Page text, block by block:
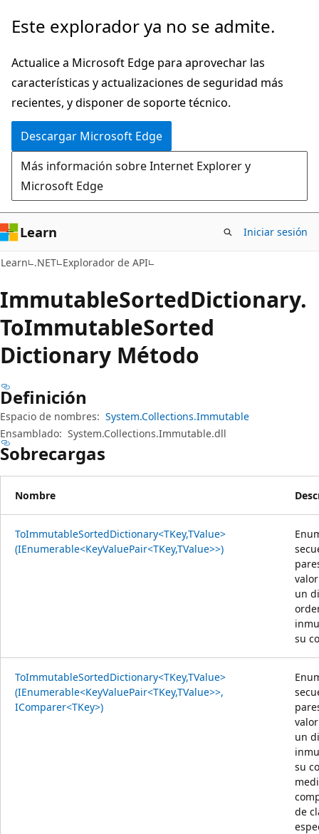
Ir
contenido
principal
Ir
la
navegación
en
la
página
Este explorador ya no se admite.
Actualice a Microsoft Edge para aprovechar las
características y actualizaciones de seguridad más
recientes, y disponer de soporte técnico.
Descargar Microsoft Edge
Más información sobre Internet Explorer y
Microsoft Edge
Learn Iniciar sesión
Learn .NET Explorador de API
ImmutableSortedDictionary.
ToImmutableSorted
Dictionary Método
Definición
Espacio de nombres: System.Collections.Immutable
Ensamblado: System.Collections.Immutable.dll
Sobrecargas
Nombre
ToImmutableSortedDictionary<TKey,TValue>
(IEnumerable<KeyValuePair<TKey,TValue>>)
un
su
ToImmutableSortedDictionary<TKey,TValue>
(IEnumerable<KeyValuePair<TKey,TValue>>,
IComparer<TKey>)
un
su
de